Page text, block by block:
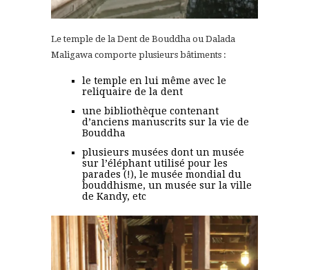
Le temple de la Dent de Bouddha ou Dalada
Maligawa comporte plusieurs bâtiments :
le temple en lui même avec le
reliquaire de la dent
une bibliothèque contenant
d’anciens manuscrits sur la vie de
Bouddha
plusieurs musées dont un musée
sur l’éléphant utilisé pour les
parades (!), le musée mondial du
bouddhisme, un musée sur la ville
de Kandy, etc